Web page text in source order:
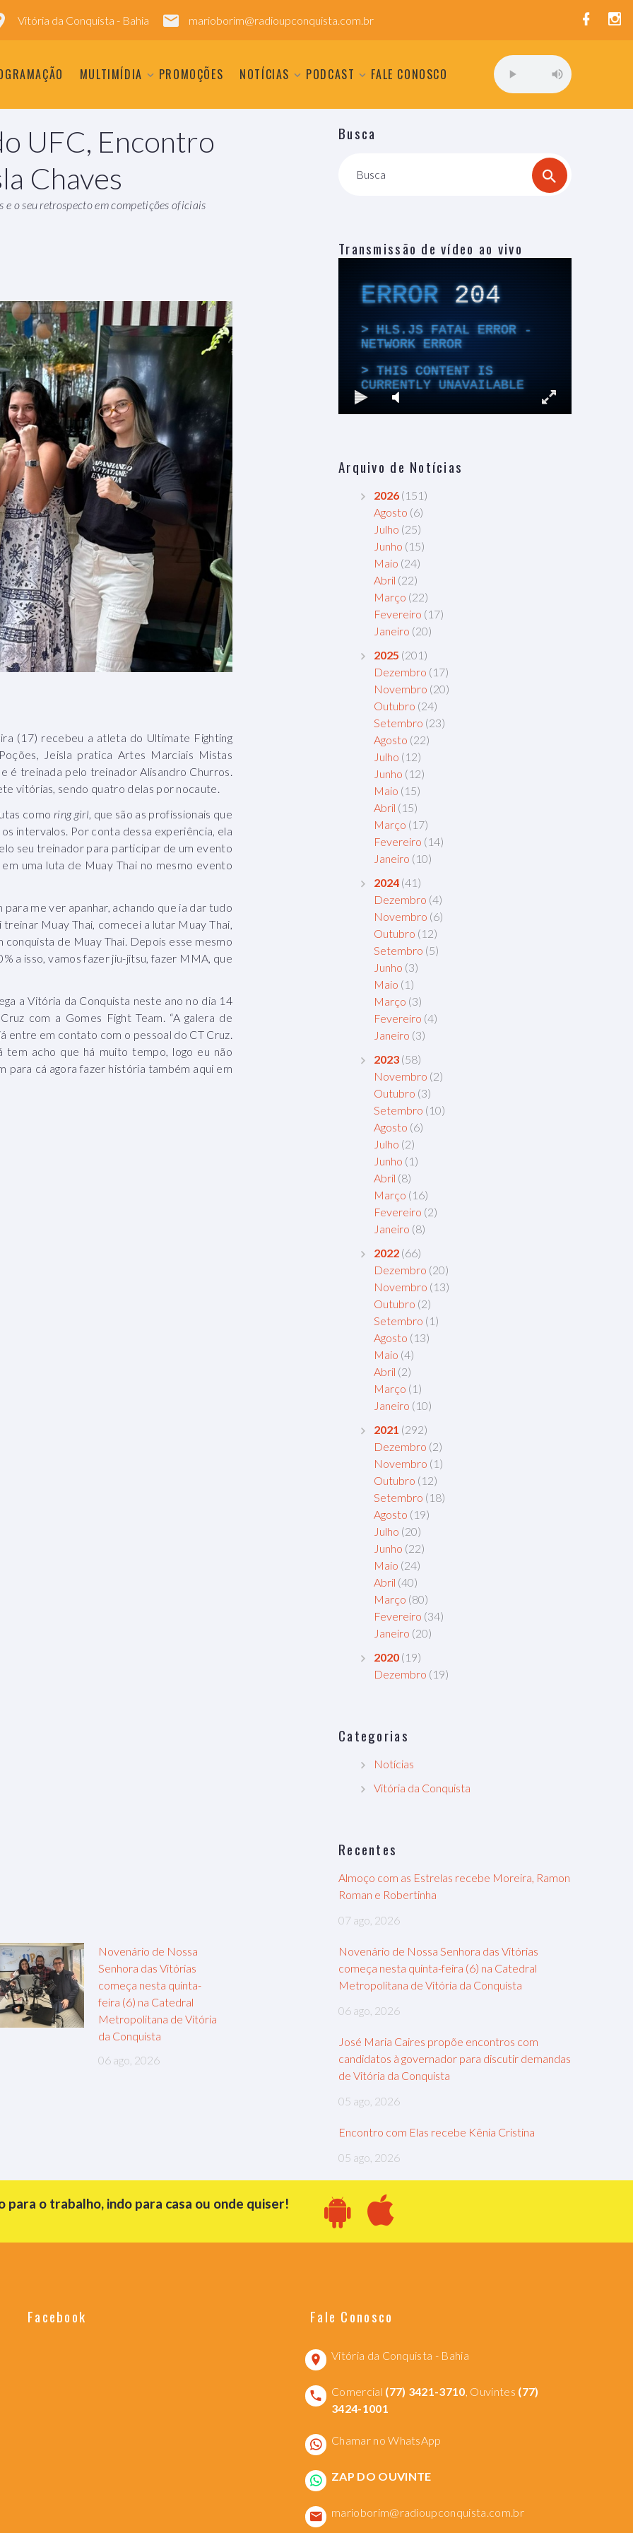
Vitória da Conquista - Bahia marioborim@radioupconquista.com.br
MULTIMÍDIA PROMOÇÕES NOTÍCIAS PODCAST FALE CONOSCO
UFC, Encontro
Chaves
o seu retrospecto em competições oficiais
(17) recebeu a atleta do Ultimate Fighting
Jeisla pratica Artes Marciais Mistas
é treinada pelo treinador Alisandro Churros.
vitórias, sendo quatro delas por nocaute.
como ring girl , que são as profissionais que
intervalos. Por conta dessa experiência, ela
seu treinador para participar de um evento
uma luta de Muay Thai no mesmo evento
me ver apanhar, achando que ia dar tudo
Muay Thai, comecei a lutar Muay Thai,
de Muay Thai. Depois esse mesmo
a isso, vamos fazer jiu-jitsu, fazer MMA, que
a Vitória da Conquista neste ano no dia 14
com a Gomes Fight Team. “A galera de
entre em contato com o pessoal do CT Cruz.
tem acho que há muito tempo, logo eu não
para cá agora fazer história também aqui em
Novenário de Nossa
Senhora das Vitórias
começa nesta quinta-
feira (6) na Catedral
Metropolitana de Vitória
da Conquista
06 ago, 2026
Busca
Busca
Transmissão de vídeo ao vivo
Arquivo de Notícias
2026 (151)
Agosto (6)
Julho (25)
Junho (15)
Maio (24)
Abril (22)
Março (22)
Fevereiro (17)
Janeiro (20)
2025 (201)
Dezembro (17)
Novembro (20)
Outubro (24)
Setembro (23)
Agosto (22)
Julho (12)
Junho (12)
Maio (15)
Abril (15)
Março (17)
Fevereiro (14)
Janeiro (10)
2024 (41)
Dezembro (4)
Novembro (6)
Outubro (12)
Setembro (5)
Junho (3)
Maio (1)
Março (3)
Fevereiro (4)
Janeiro (3)
2023 (58)
Novembro (2)
Outubro (3)
Setembro (10)
Agosto (6)
Julho (2)
Junho (1)
Abril (8)
Março (16)
Fevereiro (2)
Janeiro (8)
2022 (66)
Dezembro (20)
Novembro (13)
Outubro (2)
Setembro (1)
Agosto (13)
Maio (4)
Abril (2)
Março (1)
Janeiro (10)
2021 (292)
Dezembro (2)
Novembro (1)
Outubro (12)
Setembro (18)
Agosto (19)
Julho (20)
Junho (22)
Maio (24)
Abril (40)
Março (80)
Fevereiro (34)
Janeiro (20)
2020 (19)
Dezembro (19)
Categorias
Notícias
Vitória da Conquista
Recentes
Almoço com as Estrelas recebe Moreira, Ramon
Roman e Robertinha
07 ago, 2026
Novenário de Nossa Senhora das Vitórias
começa nesta quinta-feira (6) na Catedral
Metropolitana de Vitória da Conquista
06 ago, 2026
José Maria Caires propõe encontros com
candidatos à governador para discutir demandas
de Vitória da Conquista
05 ago, 2026
Encontro com Elas recebe Kênia Cristina
05 ago, 2026
para o trabalho, indo para casa ou onde quiser!
Facebook Fale Conosco
Vitória da Conquista - Bahia
Comercial (77) 3421-3710 , Ouvintes (77)
3424-1001
Chamar no WhatsApp
ZAP DO OUVINTE
marioborim@radioupconquista.com.br